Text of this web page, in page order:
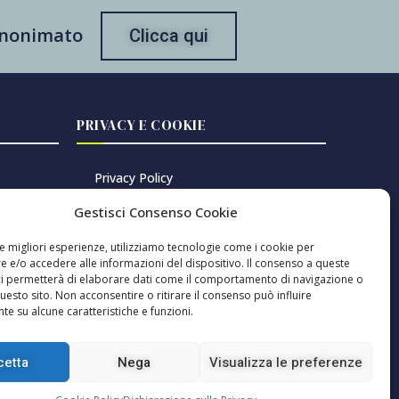
Gestisci Consenso Cookie
migliori esperienze, utilizziamo tecnologie come i cookie per
e/o accedere alle informazioni del dispositivo. Il consenso a queste
permetterà di elaborare dati come il comportamento di navigazione o
sito. Non acconsentire o ritirare il consenso può influire
su alcune caratteristiche e funzioni.
Nega Visualizza le preferenze
Clicca qui
PRIVACY E COOKIE
Privacy Policy
Cookie Policy
Gestisci consenso cookie
responsabile: Pablo Sole ISSN 2785-2466